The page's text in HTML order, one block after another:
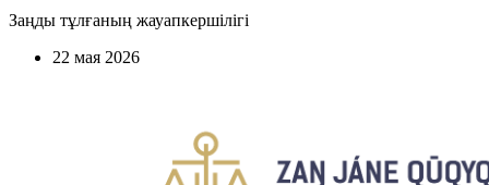
Заңды тұлғаның жауапкершілігі
22 мая 2026